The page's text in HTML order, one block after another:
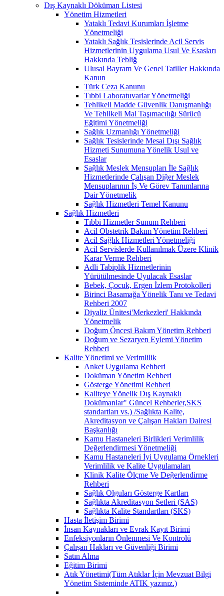
Dış Kaynaklı Döküman Listesi
Yönetim Hizmetleri
Yataklı Tedavi Kurumları İşletme
Yönetmeliği
Yataklı Sağlık Tesislerinde Acil Servis
Hizmetlerinin Uygulama Usul Ve Esasları
Hakkında Tebliğ
Ulusal Bayram Ve Genel Tatiller Hakkında
Kanun
Türk Ceza Kanunu
Tıbbi Laboratuvarlar Yönetmeliği
Tehlikeli Madde Güvenlik Danışmanlığı
Ve Tehlikeli Mal Taşımacılığı Sürücü
Eğitimi Yönetmeliği
Sağlık Uzmanlığı Yönetmeliği
Sağlık Tesislerinde Mesai Dışı Sağlık
Hizmeti Sunumuna Yönelik Usul ve
Esaslar
Sağlık Meslek Mensupları İle Sağlık
Hizmetlerinde Çalışan Diğer Meslek
Mensuplarının İş Ve Görev Tanımlarına
Dair Yönetmelik
Sağlık Hizmetleri Temel Kanunu
Sağlık Hizmetleri
Tıbbi Hizmetler Sunum Rehberi
Acil Obstetrik Bakım Yönetim Rehberi
Acil Sağlık Hizmetleri Yönetmeliği
Acil Servislerde Kullanılmak Üzere Klinik
Karar Verme Rehberi
Adli Tabiplik Hizmetlerinin
Yürütülmesinde Uyulacak Esaslar
Bebek, Çocuk, Ergen İzlem Protokolleri
Birinci Basamağa Yönelik Tanı ve Tedavi
Rehberi 2007
Diyaliz Ünitesi'Merkezleri' Hakkında
Yönetmelik
Doğum Öncesi Bakım Yönetim Rehberi
Doğum ve Sezaryen Eylemi Yönetim
Rehberi
Kalite Yönetimi ve Verimlilik
Anket Uygulama Rehberi
Doküman Yönetim Rehberi
Gösterge Yönetimi Rehberi
Kaliteye Yönelik Dış Kaynaklı
Dokümanlar" Güncel Rehberler,SKS
standartları vs.) /Sağlıkta Kalite,
Akreditasyon ve Çalışan Hakları Dairesi
Başkanlığı
Kamu Hastaneleri Birlikleri Verimlilik
Değerlendirmesi Yönetmeliği
Kamu Hastaneleri İyi Uygulama Örnekleri
Verimlilik ve Kalite Uygulamaları
Klinik Kalite Ölçme Ve Değerlendirme
Rehberi
Sağlık Olguları Gösterge Kartları
Sağlıkta Akreditasyon Setleri (SAS)
Sağlıkta Kalite Standartları (SKS)
Hasta İletişim Birimi
İnsan Kaynakları ve Evrak Kayıt Birimi
Enfeksiyonların Önlenmesi Ve Kontrolü
Çalışan Hakları ve Güvenliği Birimi
Satın Alma
Eğitim Birimi
Atık Yönetimi(Tüm Atıklar İçin Mevzuat Bilgi
Yönetim Sisteminde ATIK yazınız.)